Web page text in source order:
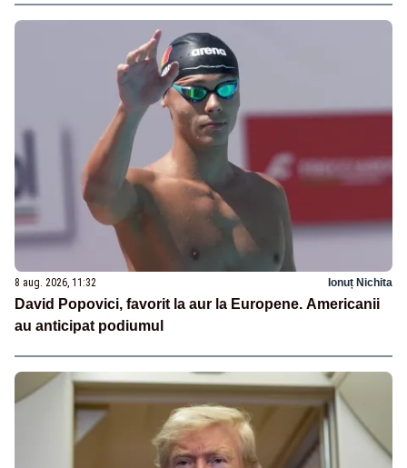
8 aug. 2026, 11:32 Ionuț Nichita
David Popovici, favorit la aur la Europene. Americanii
au anticipat podiumul